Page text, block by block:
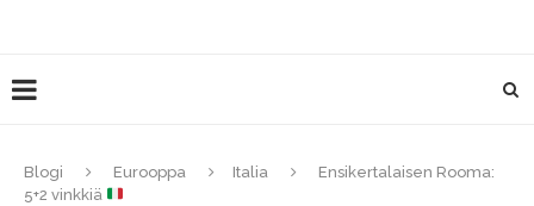
Blogi Eurooppa Italia
Ensikertalaisen Rooma:
5+2 vinkkiä